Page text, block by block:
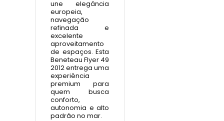
une elegância
europeia,
navegação
refinada e
excelente
aproveitamento
de espaços. Esta
Beneteau Flyer 49
2012 entrega uma
experiência
premium para
quem busca
conforto,
autonomia e alto
padrão no mar.